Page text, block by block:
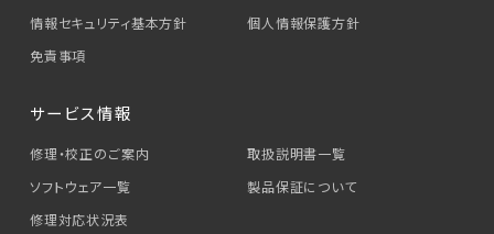
情報セキュリティ基本方針
個人情報保護方針
免責事項
サービス情報
修理・校正のご案内
取扱説明書一覧
ソフトウェア一覧
製品保証について
修理対応状況表